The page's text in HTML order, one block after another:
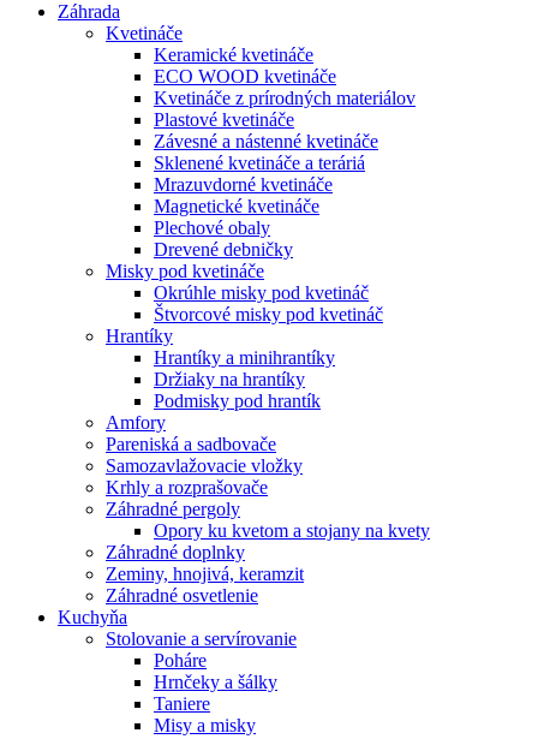
Záhrada
Kvetináče
Keramické kvetináče
ECO WOOD kvetináče
Kvetináče z prírodných materiálov
Plastové kvetináče
Závesné a nástenné kvetináče
Sklenené kvetináče a teráriá
Mrazuvdorné kvetináče
Magnetické kvetináče
Plechové obaly
Drevené debničky
Misky pod kvetináče
Okrúhle misky pod kvetináč
Štvorcové misky pod kvetináč
Hrantíky
Hrantíky a minihrantíky
Držiaky na hrantíky
Podmisky pod hrantík
Amfory
Pareniská a sadbovače
Samozavlažovacie vložky
Krhly a rozprašovače
Záhradné pergoly
Opory ku kvetom a stojany na kvety
Záhradné doplnky
Zeminy, hnojivá, keramzit
Záhradné osvetlenie
Kuchyňa
Stolovanie a servírovanie
Poháre
Hrnčeky a šálky
Taniere
Misy a misky